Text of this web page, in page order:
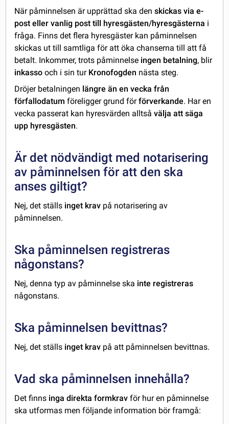
När påminnelsen är upprättad ska denskickas via e-
post eller vanlig post till hyresgästen/hyresgästerna i
fråga. Finns det flera hyresgäster kan påminnelsen
skickas ut till samtliga för att öka chanserna till att få
betalt. Inkommer, trots påminnelse ingen betalning, blir
inkasso och i sin tur Kronofogden nästa steg.
Dröjer betalningen längre än en vecka från
förfallodatum föreligger grund förförverkande. Har en
vecka passerat kan hyresvärden alltså välja att säga
upp hyresgästen.
Är det nödvändigt med notarisering
av påminnelsen för att den ska
anses giltigt?
Nej, det ställs inget krav på notarisering av
påminnelsen.
Ska påminnelsen registreras
någonstans?
Nej, denna typ av påminnelse ska inte registreras
någonstans.
Ska påminnelsen bevittnas?
Nej, det ställs inget krav på att påminnelsen bevittnas.
Vad ska påminnelsen innehålla?
Det finns inga direkta formkrav för hur en påminnelse
ska utformas men följande information bör framgå: